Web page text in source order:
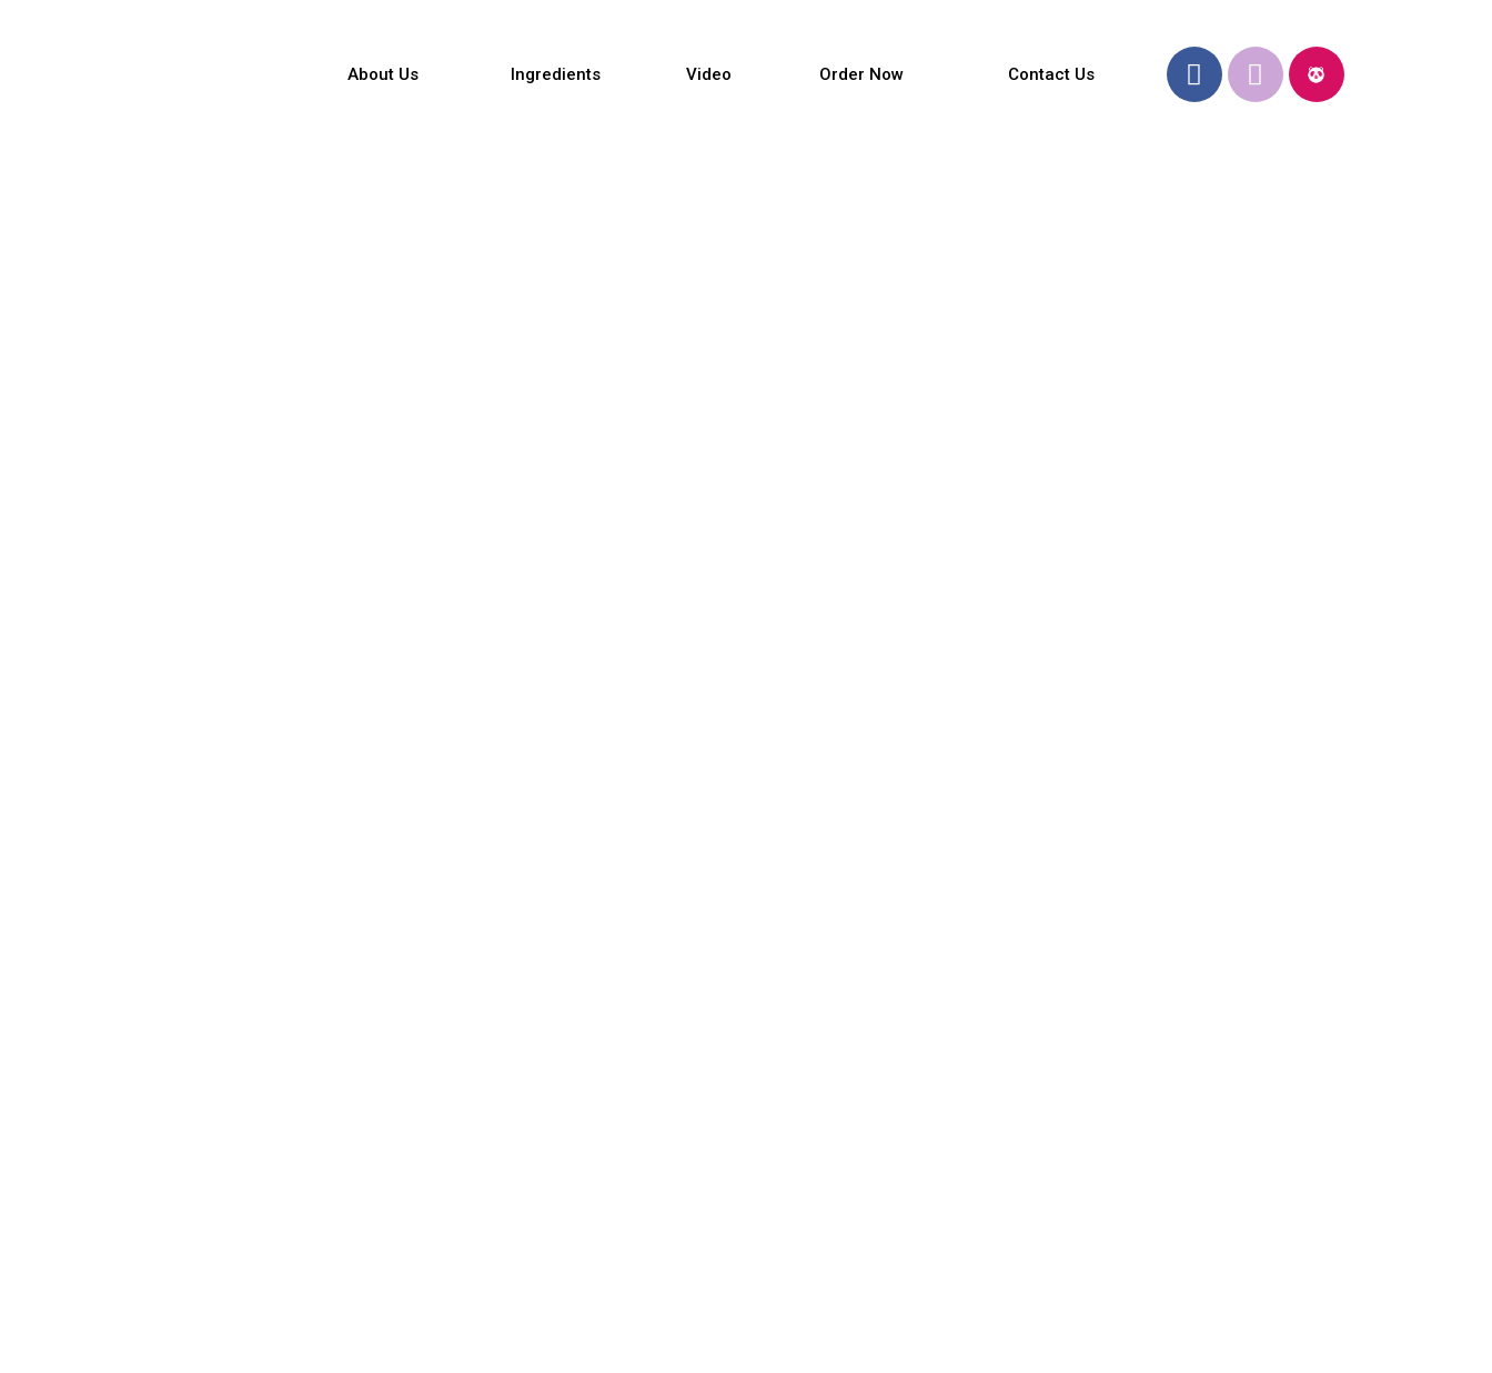
About Us Ingredients Video Order Now Contact Us